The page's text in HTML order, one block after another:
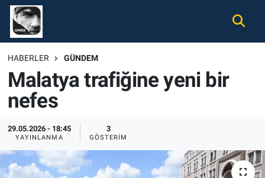
HABERLER GÜNDEM
Malatya trafiğine yeni bir
nefes
29.05.2026 - 18:45
YAYINLANMA
3
GÖSTERIM
Gündem
Ekonomi
Spor
Magazin
Tüm Haberler
Nöbetçi Eczaneler
Hava Durumu
Namaz Vakitleri
Trafik Durumu
Süper Lig Puan Durumu ve Fikstür